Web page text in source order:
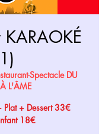
KARAOKÉ
Spectacle DU
L'ÂME
Plat + Dessert 33€
18€